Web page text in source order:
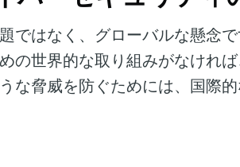
ではなく、グローバルな懸念
の世界的な取り組みがなけれ
な脅威を防ぐためには、国際